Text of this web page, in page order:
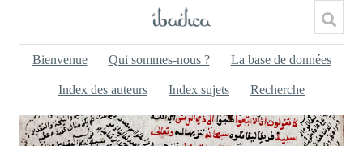
Bienvenue Qui sommes-nous ? La base de données
Index des auteurs Index sujets Recherche